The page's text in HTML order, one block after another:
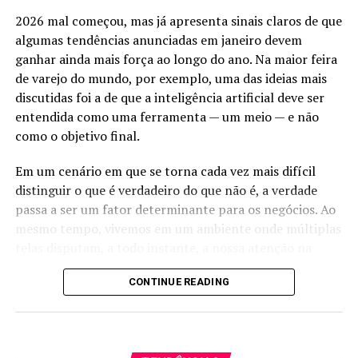
Conveniência;
Aumento das vendas por parcelamento.
Desvantagens:
Taxas para o lojista;
3. Transferências bancárias
Incluem TED, DOC (menos comum atualmente) e
empresas B2B frequentemente utilizam
transferências para pagamentos de alto valor.
movimentação econômica local.
Conteúdo técnico aborda varejo
e legislação
A programação técnica do evento está distribuída em
Varejo & Negócios, as atividades têm início às 15h com
um painel sobre a atuação da defesa do consumidor em
processos de fiscalização e denúncias.
estadual de Defesa do Consumidor, Gutemberg Fonseca,
e da diretora de fiscalização do Procontur,
2026 mal começou, mas já apresenta sinais claros de que
algumas tendências anunciadas em janeiro devem
ganhar ainda mais força ao longo do ano. Na maior feira
de varejo do mundo, por exemplo, uma das ideias mais
discutidas foi a de que a inteligência artificial deve ser
entendida como uma ferramenta — um meio — e não
como o objetivo final.
Em um cenário em que se torna cada vez mais difícil
distinguir o que é verdadeiro do que não é, a verdade
passa a ser um fator determinante para os negócios. Ao
mesmo tempo, vivemos em um ambiente onde múltiplas
palma da mão. Para as empresas, essa disputa é
exatamente a mesma: vencer a batalha pela atenção.
CONTINUE READING